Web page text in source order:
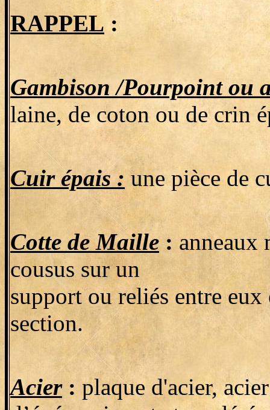
RAPPEL :
Gambison /Pourpoint ou
laine, de coton ou de crin
Cuir épais : une pièce de
Cotte de Maille : anneaux
cousus sur un
support ou reliés entre
section.
Acier: plaque d'acier,